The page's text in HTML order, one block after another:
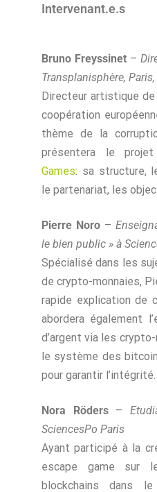
Intervenant.e.s
Bruno Freyssinet –
Transplanisphère,
Directeur artistique
coopération
thème de la
présentera le projet
Games: sa structure,
le partenariat, les
Pierre Noro–
le bien public » à
Spécialisé dans les
de crypto-monnaies,
rapide explication de
abordera également
d’argent via les
le système des
pour garantir l’intégrité.
Nora Röders–
SciencesPo Paris
Ayant participé à la
escape game sur
blockchains dans